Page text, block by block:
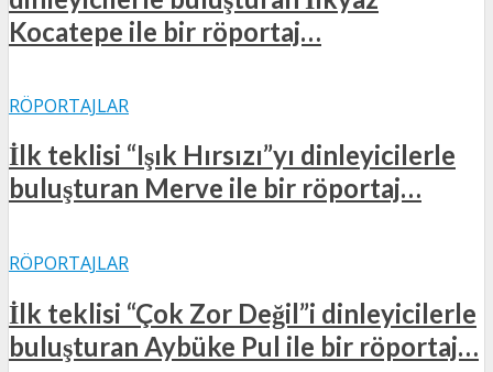
Kocatepe ile bir röportaj…
RÖPORTAJLAR
İlk teklisi “Işık Hırsızı”yı dinleyicilerle
buluşturan Merve ile bir röportaj…
RÖPORTAJLAR
İlk teklisi “Çok Zor Değil”i dinleyicilerle
buluşturan Aybüke Pul ile bir röportaj…